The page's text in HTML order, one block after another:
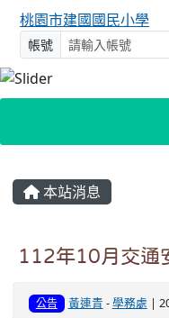
桃園市建國國民小學
帳號
主內容區域
本站消息
112年10月交通
公告 黃連青 -學務處 |